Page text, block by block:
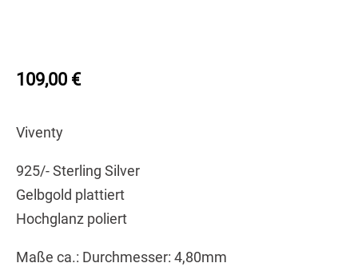
109,00 €
Viventy
925/- Sterling Silver
Gelbgold plattiert
Hochglanz poliert
Maße ca.: Durchmesser: 4,80mm